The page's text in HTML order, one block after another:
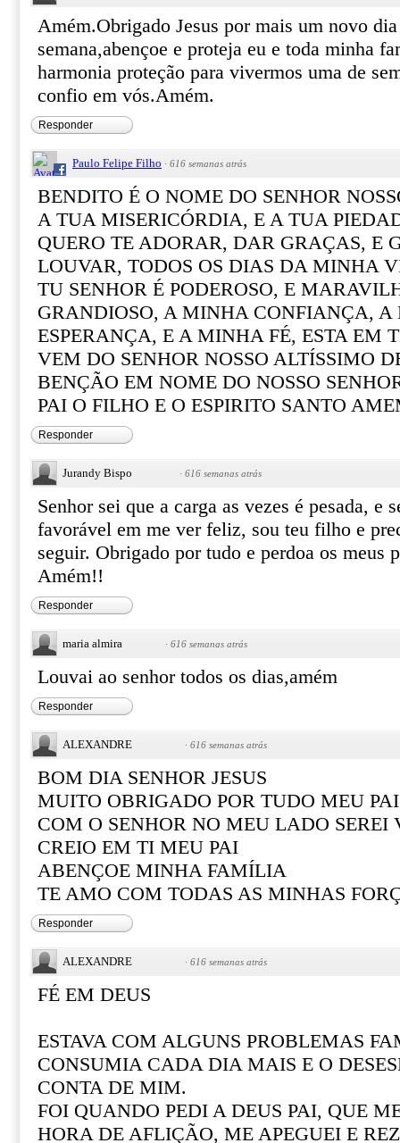
Amém.Obrigado Jesus por mais um novo
semana,abençoe e proteja eu e toda minha
harmonia proteção para vivermos uma de
confio em vós.Amém.
Responder
Paulo Felipe Filho · 616 semanas atrás
BENDITO É O NOME DO SENHOR
A TUA MISERICÓRDIA, E A TUA
QUERO TE ADORAR, DAR GRAÇAS, E
LOUVAR, TODOS OS DIAS DA MINHA
TU SENHOR É PODEROSO, E
GRANDIOSO, A MINHA CONFIANÇA,
ESPERANÇA, E A MINHA FÉ, ESTA EM
VEM DO SENHOR NOSSO ALTÍSSIMO
BENÇÃO EM NOME DO NOSSO
PAI O FILHO E O ESPIRITO SANTO
Responder
Jurandy Bispo · 616 semanas atrás
Senhor sei que a carga as vezes é pesada, e
favorável em me ver feliz, sou teu filho e
seguir. Obrigado por tudo e perdoa os meus
Amém!!
Responder
maria almira · 616 semanas atrás
Louvai ao senhor todos os dias,amém
Responder
ALEXANDRE · 616 semanas atrás
BOM DIA SENHOR JESUS
MUITO OBRIGADO POR TUDO MEU PAI
COM O SENHOR NO MEU LADO SEREI
CREIO EM TI MEU PAI
ABENÇOE MINHA FAMÍLIA
TE AMO COM TODAS AS MINHAS
Responder
ALEXANDRE · 616 semanas atrás
FÉ EM DEUS
ESTAVA COM ALGUNS PROBLEMAS
CONSUMIA CADA DIA MAIS E O
CONTA DE MIM.
FOI QUANDO PEDI A DEUS PAI, QUE
HORA DE AFLIÇÃO, ME APEGUEI E